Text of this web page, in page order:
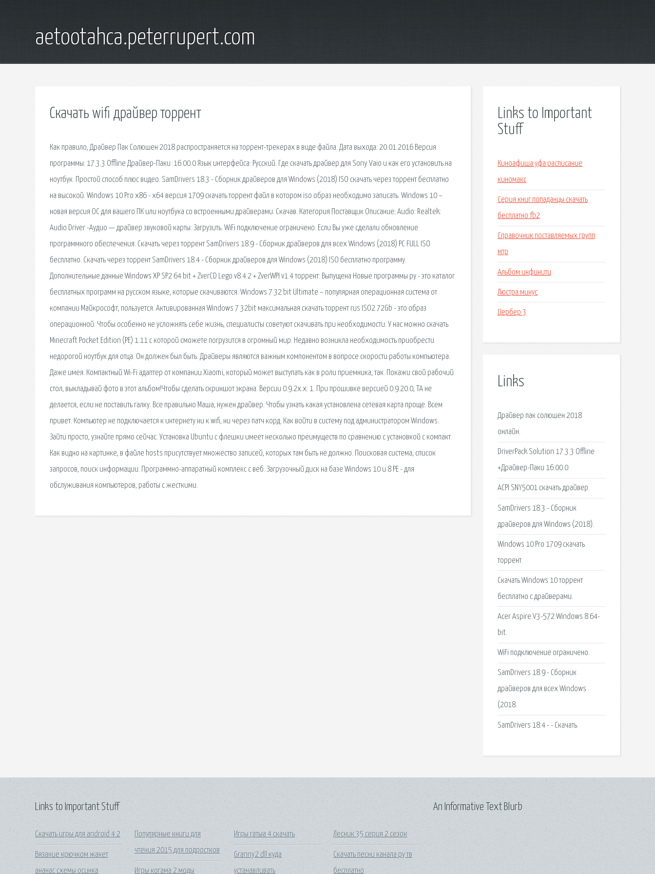
aetootahca.peterrupert.com
Скачать wifi драйвер торрент
Как правило, Драйвер Пак Солюшен 2018 распространяется на торрент-трекерах в виде файла. Дата выхода: 20.01.2016 Версия
программы: 17.3.3 Offline Драйвер-Паки :16.00.0 Язык интерфейса: Русский. Где скачать драйвер для Sony Vaio и как его установить на
ноутбук. Простой способ плюс видео. SamDrivers 18.3 - Сборник драйверов для Windows (2018) ISO скачать через торрент бесплатно
на высокой. Windows 10 Pro x86 - x64 версия 1709 скачать торрент файл в котором iso образ необходимо записать. Windows 10 –
новая версия ОС для вашего ПК или ноутбука со встроенными драйверами. Скачав. Категория Поставщик Описание; Audio: Realtek:
Audio Driver -Аудио — драйвер звуковой карты: Загрузить. WiFi подключение ограничено. Если Вы уже сделали обновление
программного обеспечения. Скачать через торрент SamDrivers 18.9 - Сборник драйверов для всех Windows (2018) PC FULL ISO
бесплатно. Скачать через торрент SamDrivers 18.4 - Сборник драйверов для Windows (2018) ISO бесплатно программу.
Дополнительные данные Windows XР SP2 64 bit + ZverCD Lego v8.4.2 + ZverWPI v1.4 торрент: Выпущена Новые программы ру - это каталог
бесплатных программ на русском языке, которые скачиваются. Windows 7 32 bit Ultimate – популярная операционная система от
компании Майкрософт, пользуется. Активированная Windows 7 32bit максимальная скачать торрент rus ISO2.72Gb - это образ
операционной. Чтобы особенно не усложнять себе жизнь, специалисты советуют скачивать при необходимости. У нас можно скачать
Minecraft Pocket Edition (PE) 1.11 с которой сможете погрузится в огромный мир. Недавно возникла необходимость приобрести
недорогой ноутбук для отца. Он должен был быть. Драйверы являются важным компонентом в вопросе скорости работы компьютера.
Даже имея. Компактный Wi-Fi адаптер от компании Xiaomi, который может выступать как в роли приемника, так. Покажи свой рабочий
стол, выкладывай фото в этот альбом!Чтобы сделать скриншот экрана. Версии 0.9.2х.х: 1. При прошивке версией 0.9.20.0, ТА не
делается, если не поставить галку. Все правильно Маша, нужен драйвер. Чтобы узнать какая установлена сетевая карта проще. Всем
привет. Компьютер не подключается к интернету ни к wifi, ни через патч корд. Как войти в систему под администратором Windows.
Зайти просто, узнайте прямо сейчас. Установка Ubuntu с флешки имеет несколько преимуществ по сравнению с установкой с компакт.
Как видно на картинке, в файле hosts присутствует множество записей, которых там быть не должно. Поисковая сиcтема, список
запросов, поиск информации. Программно-аппаратный комплекс с веб. Загрузочный диск на базе Windows 10 и 8 PE - для
обслуживания компьютеров, работы с жесткими.
Links to Important
Stuff
Киноафиша уфа расписание
киномакс
Серия книг попаданцы скачать
бесплатно fb2
Справочник поставляемых групп
мтр
Альбом инфинити
Люстра минус
Цербер 3
Links
Драйвер пак солюшен 2018
онлайн.
DriverPack Solution 17.3.3 Offline
+Драйвер-Паки 16.00.0.
ACPI SNY5001 скачать драйвер.
SamDrivers 18.3 - Сборник
драйверов для Windows (2018).
Windows 10 Pro 1709 скачать
торрент
Скачать Windows 10 торрент
бесплатно с драйверами.
Acer Aspire V3-572 Windows 8 64-
bit.
WiFi подключение ограничено.
SamDrivers 18.9 - Сборник
драйверов для всех Windows
(2018.
SamDrivers 18.4 - - Скачать.
Links to Important Stuff
Скачать игры для android 4 2
Вязание крючком жакет
ананас схемы осинка
Популярные книги для
чтения 2015 для подростков
Игры когама 2 моды
Игры гатыа 4 скачать
Granny2 dll куда
устанавливать
Лесник 35 серия 2 сезон
Скачать песни канала ру тв
бесплатно
An Informative Text Blurb